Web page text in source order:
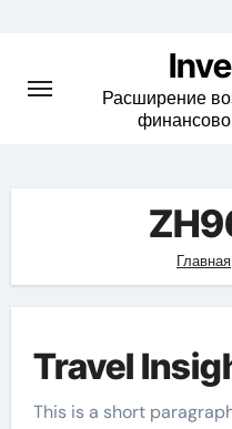
content
Расширение
Главная
Travel
This is a short